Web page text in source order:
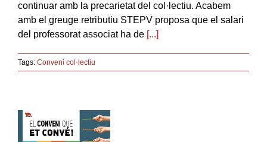
continuar amb la precarietat del col·lectiu. Acabem
amb el greuge retributiu STEPV proposa que el salari
del professorat associat ha de [...]
Tags: Conveni col·lectiu